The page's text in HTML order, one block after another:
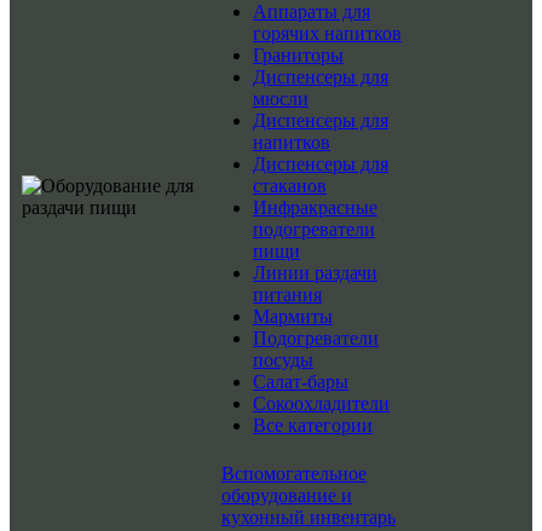
Аппараты для
горячих напитков
Граниторы
Диспенсеры для
мюсли
Диспенсеры для
напитков
Диспенсеры для
стаканов
Инфракрасные
подогреватели
пищи
Линии раздачи
питания
Мармиты
Подогреватели
посуды
Салат-бары
Сокоохладители
Все категории
Вспомогательное
оборудование и
кухонный инвентарь